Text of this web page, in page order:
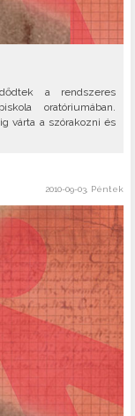
a rendszeres
oratóriumában.
várta a szórakozni és
2010-09-03, Péntek